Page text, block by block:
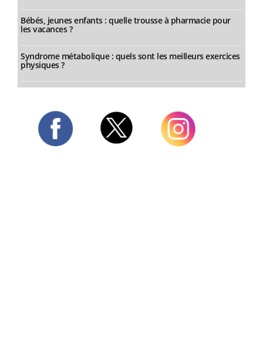
Bébés, jeunes enfants : quelle trousse à pharmacie pour
les vacances ?
Syndrome métabolique : quels sont les meilleurs exercices
physiques ?